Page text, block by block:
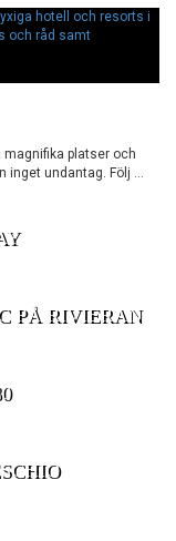
magnifika platser och
undantag. Följ ...
PÅ RIVIERAN